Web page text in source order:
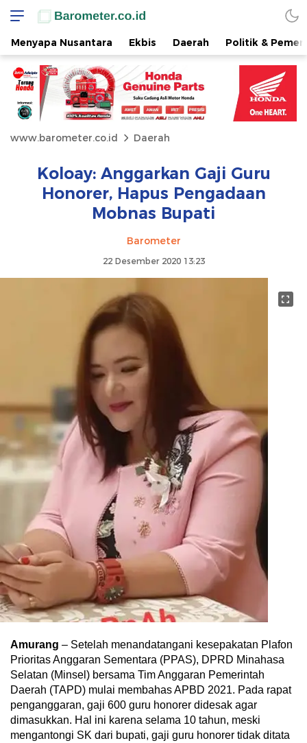
Menyapa Nusantara Ekbis Daerah Politik &
www.barometer.co.id Daerah
Koloay: Anggarkan Gaji Guru
Honorer, Hapus Pengadaan
Mobnas Bupati
Barometer
22 Desember 2020 13:23
Amurang – Setelah menandatangani kesepakatan Plafon
Prioritas Anggaran Sementara (PPAS), DPRD Minahasa
Selatan (Minsel) bersama Tim Anggaran Pemerintah
Daerah (TAPD) mulai membahas APBD 2021. Pada rapat
penganggaran, gaji 600 guru honorer didesak agar
dimasukkan. Hal ini karena selama 10 tahun, meski
mengantongi SK dari bupati, gaji guru honorer tidak ditata